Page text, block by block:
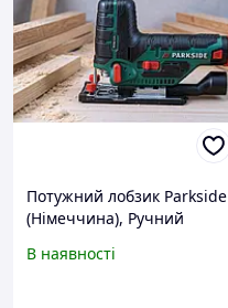
Потужний лобзик Parkside
(Німеччина), Ручний
Електролобзик для
В наявності